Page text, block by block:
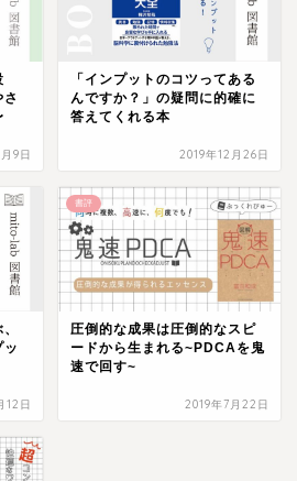
9日
「インプットのコツってある
んですか？」の疑問に的確に
答えてくれる本
2019年12月26日
ッ
12日
書評
圧倒的な成果は圧倒的なスピ
ードから生まれる~PDCAを鬼
速で回す~
2019年7月22日